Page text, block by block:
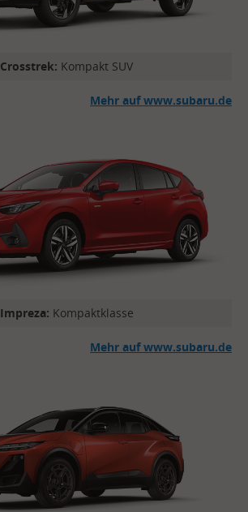
Crosstrek: Kompakt SUV
Mehr auf www.subaru.de
Impreza: Kompaktklasse
Mehr auf www.subaru.de